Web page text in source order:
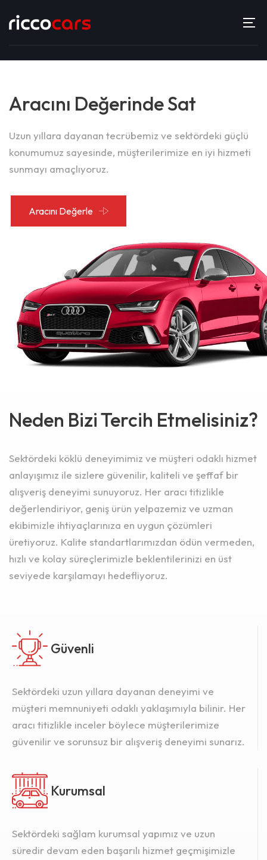
Aracını Değerinde Sat
Uzun yıllara dayanan tecrübemiz ve sektördeki güçlü
konumumuz sayesinde, müşterilerimize en iyi hizmeti
sunmayı amaçlıyoruz.
Aracını Değerle
Neden Bizi Tercih Etmelisiniz?
Sektördeki köklü deneyimimiz ve müşteri odaklı hizmet
anlayışımız ile sizlere güvenilir, kaliteli ve şeffaf bir
alışveriş deneyimi sunuyoruz. Her aracı titizlikle
değerlendiriyor, geniş ürün yelpazemiz ve uzman
ekibimizle ihtiyaçlarınıza en uygun çözümleri
üretiyoruz. Kalite standartlarımızdan ödün vermeden,
hızlı ve kolay süreçlerimizle beklentilerinizi en üst
seviyede karşılamayı hedefliyoruz.
Güvenli
Sektördeki uzun yıllara dayanan deneyimi ve
müşteri memnuniyeti odaklı yaklaşımıyla bilinir. Her
aracı titizlikle inceler böylece müşterilerimize
güvenilir ve sorunsuz bir alışveriş deneyimi sunarız.
Kurumsal
Sektördeki sağlam kurumsal yapımız ve uzun
süredir devam eden başarılı hizmet geçmişimizle